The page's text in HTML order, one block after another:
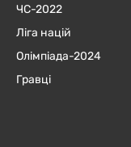
ЧC-2022
Ліга націй
Олімпіада-2024
Гравці